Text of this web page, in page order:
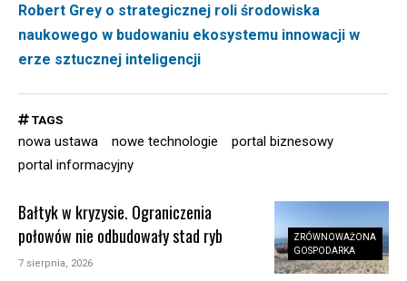
Robert Grey o strategicznej roli środowiska
naukowego w budowaniu ekosystemu innowacji w
erze sztucznej inteligencji
TAGS
nowa ustawa nowe technologie
portal biznesowy
portal informacyjny
ZRÓWNOWAŻONA
GOSPODARKA
Bałtyk w kryzysie. Ograniczenia
połowów nie odbudowały stad ryb
7 sierpnia, 2026